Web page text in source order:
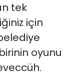
tek
için
oyunu